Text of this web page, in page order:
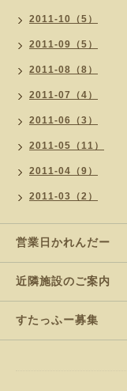
2011-10（5）
2011-09（5）
2011-08（8）
2011-07（4）
2011-06（3）
2011-05（11）
2011-04（9）
2011-03（2）
営業日かれんだー
近隣施設のご案内
すたっふー募集